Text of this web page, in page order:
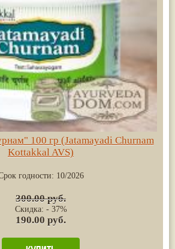
100 гр (Jatamayadi Churnam
Kottakkal AVS)
годности: 10/2026
300.00 руб.
Скидка: - 37%
190.00 руб.